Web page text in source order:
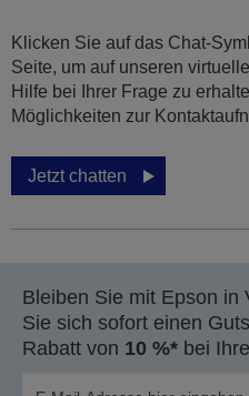
Klicken Sie auf das Chat-
Seite, um auf unseren
Hilfe bei Ihrer Frage zu
Möglichkeiten zur
Jetzt chatten
Bleiben Sie mit Epson in
Sie sich sofort einen
Rabatt von 10 %* bei